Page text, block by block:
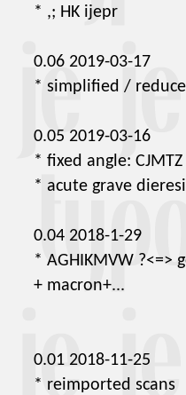
* ,; HK ijepr
0.06 2019-03-17
* simplified /
0.05 2019-03-16
* fixed angle:
* acute grave
0.04 2018-1-29
* AGHIKMVW ?<=>
+ macron+...
0.01 2018-11-25
* reimported scans